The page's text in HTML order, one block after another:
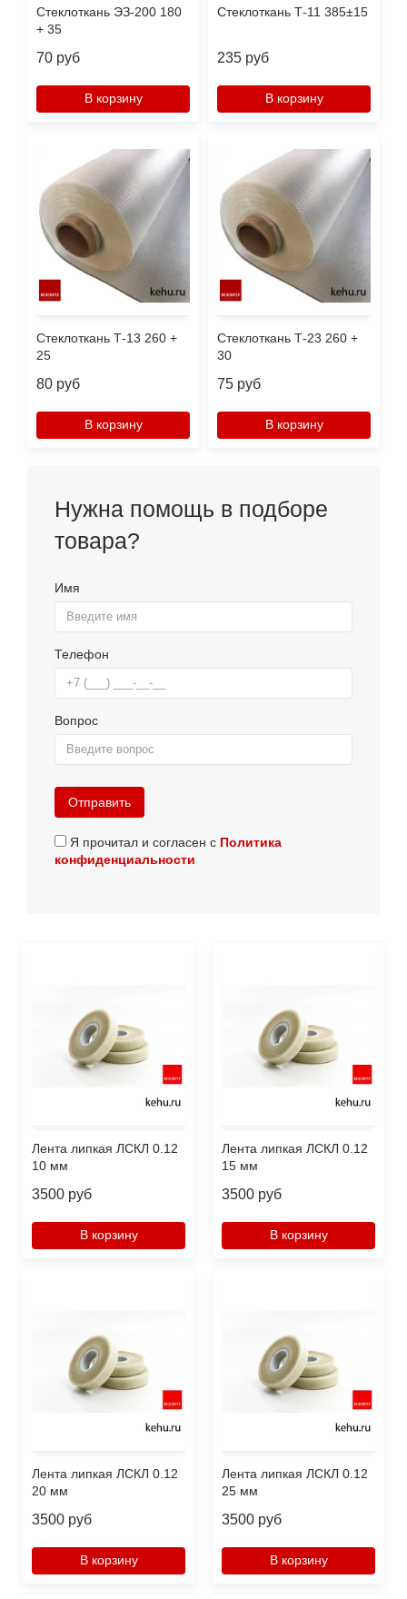
Стеклоткань ЭЗ-200 180
+ 35
70 руб
В корзину
Стеклоткань Т-11 385±15
235 руб
В корзину
Стеклоткань Т-13 260 +
25
80 руб
В корзину
Стеклоткань Т-23 260 +
30
75 руб
В корзину
Нужна помощь в подборе
товара?
Имя
Телефон
Вопрос
Отправить
Я прочитал и согласен с Политика
конфиденциальности
Лента липкая ЛСКЛ 0.12
10 мм
3500 руб
В корзину
Лента липкая ЛСКЛ 0.12
15 мм
3500 руб
В корзину
Лента липкая ЛСКЛ 0.12
20 мм
3500 руб
В корзину
Лента липкая ЛСКЛ 0.12
25 мм
3500 руб
В корзину